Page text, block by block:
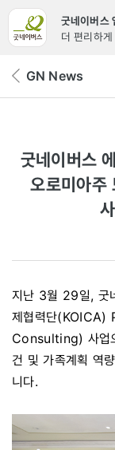
굿네이버스
더 편리하
뒤 GN News
굿네이버스
오로미아주
지난 3월 29일, 굿
제협력단
Consulting) 사업
건 및 가족계획 역
니다.